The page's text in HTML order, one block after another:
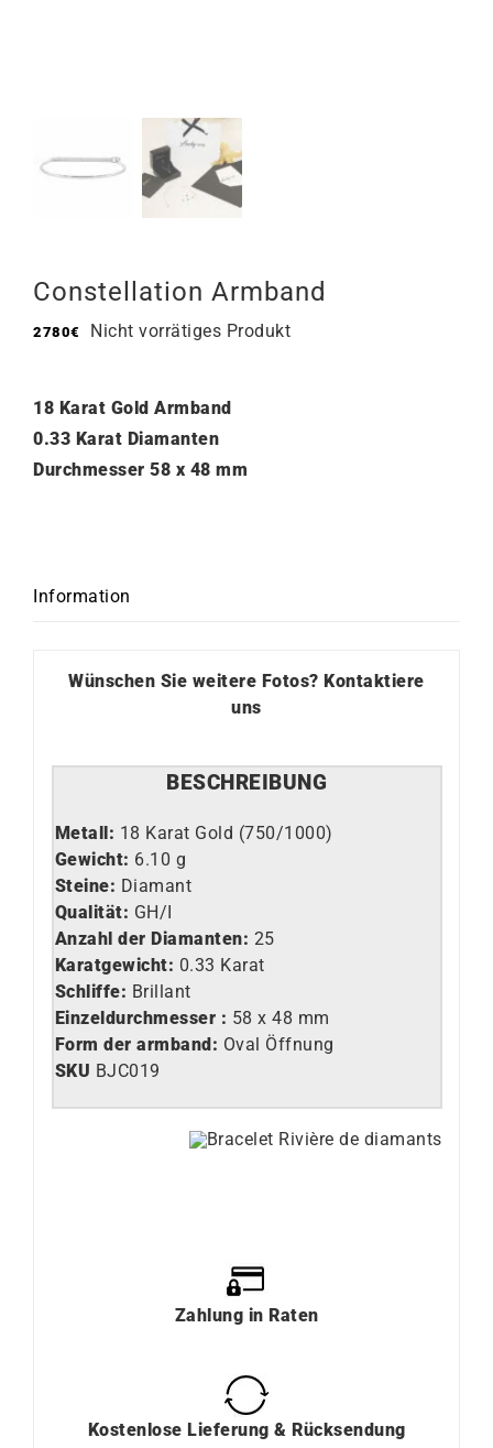
Constellation Armband
2780€ Nicht vorrätiges Produkt
18 Karat Gold Armband
0.33 Karat Diamanten
Durchmesser 58 x 48 mm
Information
Wünschen Sie weitere Fotos?Kontaktiere
uns
BESCHREIBUNG
Metall: 18 Karat Gold (750/1000)
Gewicht: 6.10 g
Steine: Diamant
Qualität: GH/I
Anzahl der Diamanten: 25
Karatgewicht: 0.33 Karat
Schliffe: Brillant
Einzeldurchmesser : 58 x 48 mm
Form der armband: Oval Öffnung
SKU BJC019
Zahlung in Raten
Kostenlose Lieferung & Rücksendung